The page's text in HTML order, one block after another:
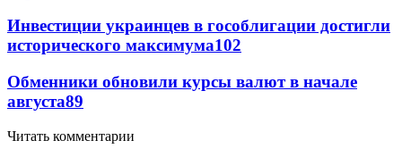
Инвестиции украинцев в гособлигации достигли
исторического максимума102
Обменники обновили курсы валют в начале
августа89
Читать комментарии